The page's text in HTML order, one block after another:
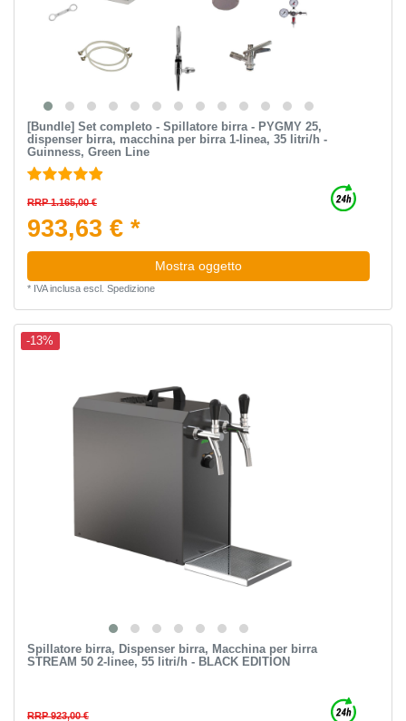
[Bundle] Set completo - Spillatore birra - PYGMY 25,
dispenser birra, macchina per birra 1-linea, 35 litri/h -
Guinness, Green Line
RRP 1.165,00 €
933,63 € *
Mostra oggetto
* IVA inclusaescl. Spedizione
-13%
Spillatore birra, Dispenser birra, Macchina per birra
STREAM 50 2-linee, 55 litri/h - BLACK EDITION
RRP 923,00 €